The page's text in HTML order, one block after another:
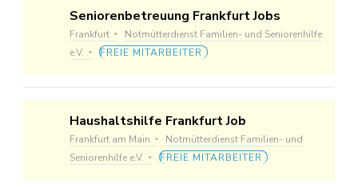
Seniorenbetreuung Frankfurt Jobs
Frankfurt
Notmütterdienst Familien- und Seniorenhilfe
e.V.
FREIE MITARBEITER
Haushaltshilfe Frankfurt Job
Frankfurt am Main
Notmütterdienst Familien- und
Seniorenhilfe e.V.
FREIE MITARBEITER